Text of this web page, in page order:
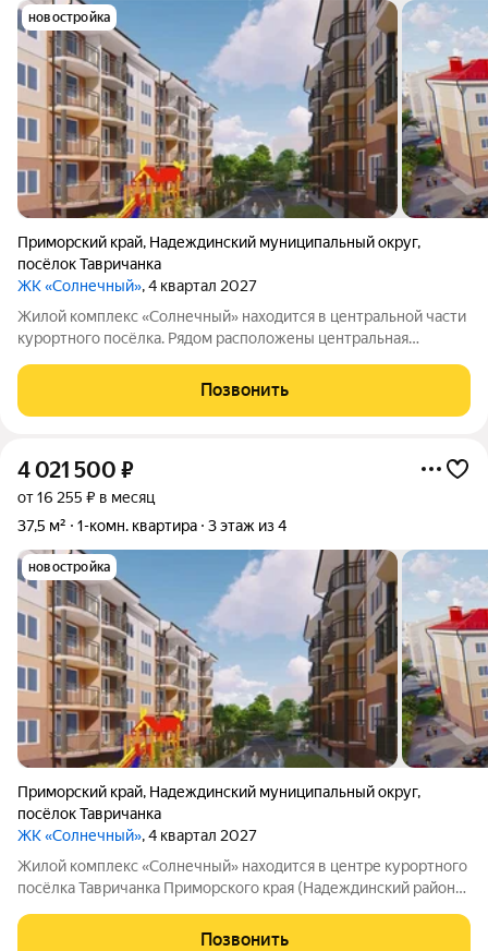
новостройка
Приморский край, Надеждинский муниципальный округ,
посёлок Тавричанка
ЖК «Солнечный», 4 квартал 2027
Жилой комплекс «Солнечный» находится в центральной части
курортного посёлка. Рядом расположены центральная
комфортной жизни: транспорт, торговые точки, финансовое
учреждение, образовательные
Позвонить
4 021 500 ₽
от 16 255 ₽ в месяц
37,5 м²
1-комн. квартира 3 этаж из 4
новостройка
Приморский край, Надеждинский муниципальный округ,
посёлок Тавричанка
ЖК «Солнечный», 4 квартал 2027
Жилой комплекс «Солнечный» находится в центре курортного
посёлка Тавричанка Приморского края (Надеждинский район).
Рядом есть всё необходимое для жизни: можно без труда
Позвонить